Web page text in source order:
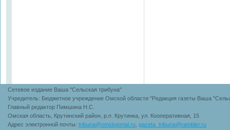
Сетевое издание Ваша "Сельская трибуна"
Учредитель: Бюджетное учреждение Омской области "Редакция газеты Ваша
Главный редактор Пимшина Н.С.
Омская область, Крутинский район, р.п. Крутинка, ул. Кооперативная, 15
Адрес электронной почты: tribuna@omskportal.ru gazeta_tribuna@rambler.ru